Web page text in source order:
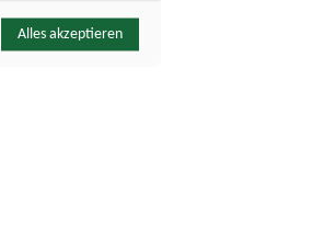
Alles akzeptieren